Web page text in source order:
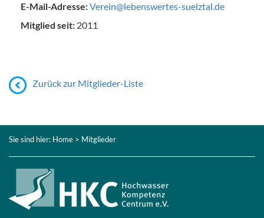
E-Mail-Adresse:Verein@lebenswertes-suelztal.de
Mitglied seit: 2011
Zurück zur Mitglieder-Liste
Sie sind hier: Home > Mitglieder